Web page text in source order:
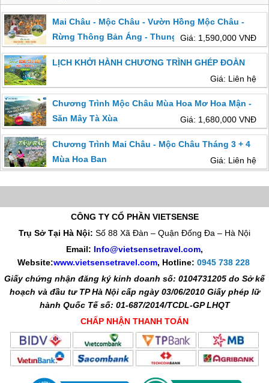
Mai Châu - Mộc Châu - Vườn Hồng Mộc Châu -
Rừng Thông Bản Áng - Thung Lũng Mận Nà Ka -
Đồi Chè
Giá: 1,590,000 VNĐ
LỊCH KHỞI HÀNH CHƯƠNG TRÌNH GHÉP ĐOÀN
Giá: Liên hệ
Chương Trình Mộc Châu Mùa Hoa Mơ Hoa Mận -
Săn Mây Tà Xùa
Giá: 1,680,000 VNĐ
Chương Trình Mai Châu - Mộc Châu Tháng 3 + 4
Mùa Hoa Ban
Giá: Liên hệ
CÔNG TY CỔ PHẦN VIETSENSE
Trụ Sở Tại Hà Nội: Số 88 Xã Đàn – Quận Đống Đa – Hà Nội
Email: Info@vietsensetravel.com,
Website:www.vietsensetravel.com, Hotline: 0945 738 228
Giấy chứng nhận đăng ký kinh doanh số: 0104731205 do Sở kế
hoạch và đầu tư TP Hà Nội cấp ngày 03/06/2010 Giấy phép lữ
hành Quốc Tế số: 01-687/2014/TCDL-GP LHQT
CHẤP NHẬN THANH TOÁN